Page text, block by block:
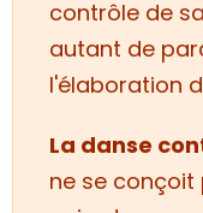
contrôle de
autant de
l'élaboration
La danse
ne se conçoit